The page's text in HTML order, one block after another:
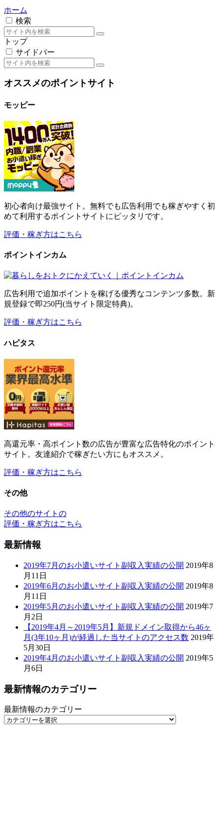
ホーム
検索
トップ
サイドバー
オススメのポイントサイト
モッピー
初心者向け最強サイト。無料でも広告利用でも稼ぎやすく初
めて利用するポイントサイトにピッタリです。
評価・稼ぎ方はこちら
ポイントインカム
広告利用で追加ポイントを稼げる優秀なコンテンツ多数。新
規登録で即250円(当サイト限定特典)。
評価・稼ぎ方はこちら
ハピタス
高還元率・高ポイント数の広告が豊富な広告特化のポイント
サイト。友達紹介で稼ぎたい方にもオススメ。
評価・稼ぎ方はこちら
その他
その他のサイトの
評価・稼ぎ方はこちら
最新情報
2019年7月のお小遣いサイト副収入実績の公開 2019年8
月11日
2019年6月のお小遣いサイト副収入実績の公開 2019年8
月11日
2019年5月のお小遣いサイト副収入実績の公開 2019年7
月2日
【2019年4月～2019年5月】新規ドメイン取得から46ヶ
月(3年10ヶ月)が経過した当サイトのアクセス数 2019年
5月30日
2019年4月のお小遣いサイト副収入実績の公開 2019年5
月6日
最新情報のカテゴリー
最新情報のカテゴリー